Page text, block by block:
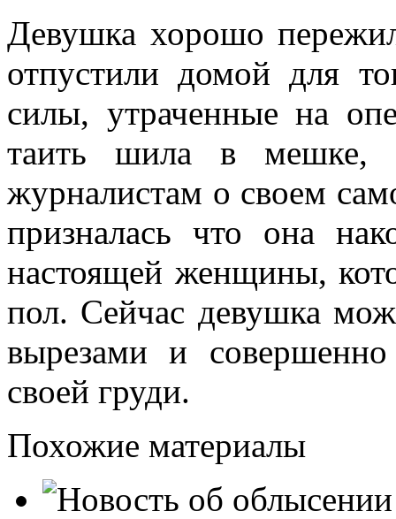
Девушка хорошо
отпустили домой для
силы, утраченные на
таить шила в мешке,
журналистам о своем
призналась что она
настоящей женщины,
пол. Сейчас девушка
вырезами и
своей груди.
Похожие материалы